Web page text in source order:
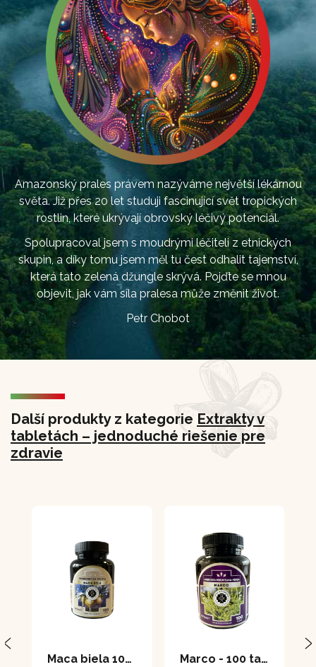
Amazonský prales právem nazýváme největší lékárnou
světa. Již přes 20 let studuji fascinující svět tropických
rostlin, které ukrývají obrovský léčivý potenciál.
Spolupracoval jsem s moudrými léčiteli z etnických
skupin, a díky tomu jsem měl tu čest odhalit tajemství,
která tato zelená džungle skrývá. Pojďte se mnou
objevit, jak vám síla pralesa může změnit život.
Petr Chobot
Další produkty z kategorie Extrakty v
tabletách – jednoduché riešenie pre
zdravie
Maca biela 100 tabliet Marco - 100 tabliet